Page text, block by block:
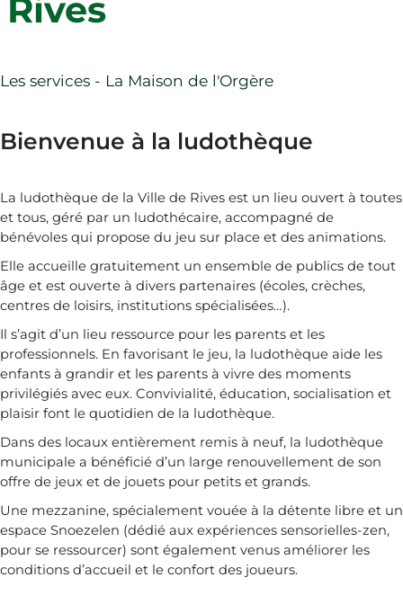
Publications
Médiathèque Albert Camus
Les associations éducatives et scolaires
Agenda
Rechercher
Rives
Fil d'Ariane
Les services - La Maison de l'Orgère
Bienvenue à la ludothèque
La ludothèque de la Ville de Rives est un lieu ouvert à toutes
et tous, géré par un ludothécaire, accompagné de
bénévoles qui propose du jeu sur place et des animations.
Elle accueille gratuitement un ensemble de publics de tout
âge et est ouverte à divers partenaires (écoles, crèches,
centres de loisirs, institutions spécialisées…).
Il s’agit d’un lieu ressource pour les parents et les
professionnels. En favorisant le jeu, la ludothèque aide les
enfants à grandir et les parents à vivre des moments
privilégiés avec eux. Convivialité, éducation, socialisation et
plaisir font le quotidien de la ludothèque.
Dans des locaux entièrement remis à neuf, la ludothèque
municipale a bénéficié d’un large renouvellement de son
offre de jeux et de jouets pour petits et grands.
Une mezzanine, spécialement vouée à la détente libre et un
espace Snoezelen (dédié aux expériences sensorielles-zen,
pour se ressourcer) sont également venus améliorer les
conditions d’accueil et le confort des joueurs.